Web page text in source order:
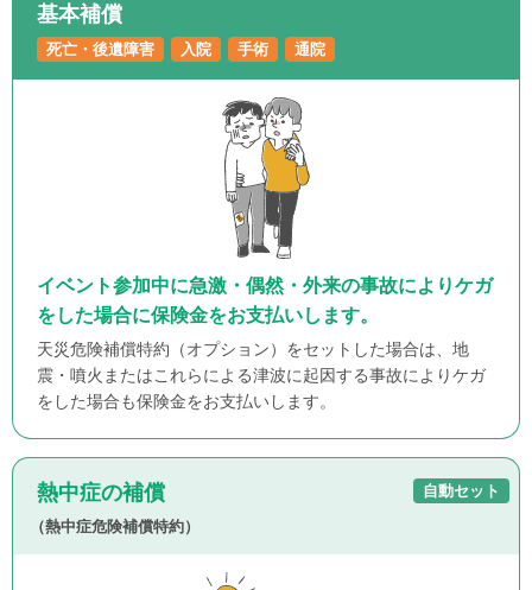
基本補償
死亡・後遺障害 入院 手術 通院
イベント参加中に急激・偶然・外来の事故によりケガ
をした場合に保険金をお支払いします。
天災危険補償特約（オプション）をセットした場合は、地
震・噴火またはこれらによる津波に起因する事故によりケガ
をした場合も保険金をお支払いします。
熱中症の補償
（熱中症危険補償特約）
自動セット